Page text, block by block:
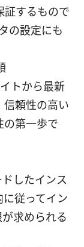
証するもので
の設定にも
トから最新
信頼性の高い
の第一歩で
したインス
に従ってイン
求められる